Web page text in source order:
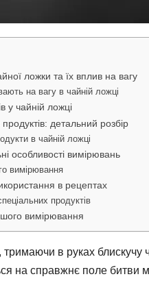
ложки та їх вплив на вагу
на вагу в чайній ложці
у чайній ложці
детальний розбір
в чайній ложці
особливості вимірювань
вимірювання
в рецептах
продуктів
вимірювання
тримаючи в руках
на справжнє поле битви